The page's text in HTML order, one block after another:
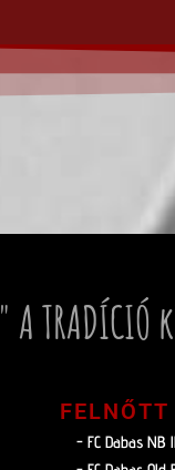
" A
FELNŐTT
- FC Dabas NB